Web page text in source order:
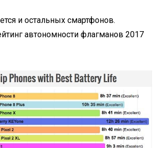
и остальных смартфонов.
автономности флагманов 2017